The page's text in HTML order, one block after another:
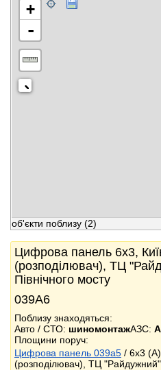
+
-
об'єкти поблизу (2)
Цифрова панель 6x3,
(розподілювач), ТЦ
Північного мосту
039А6
Поблизу знаходяться:
Авто / СТО: шиномонтажАЗС:
Площини поруч:
Цифрова панель 039a5 / 6x3 (A)
(розподілювач), ТЦ "Райдужний",